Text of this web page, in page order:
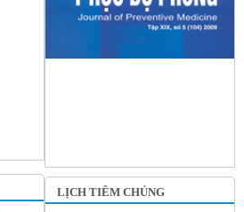
LỊCH TIÊM CHỦNG